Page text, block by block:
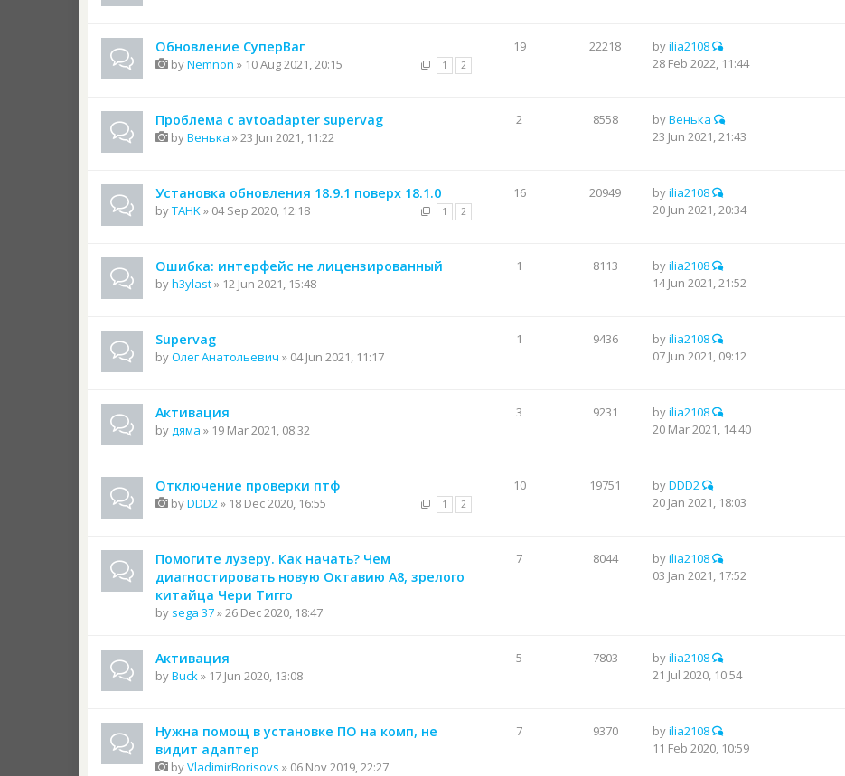
Обновление СуперВаг
1 2
byNemnon » 10 Aug 2021, 20:15
19 22218 byilia2108
28 Feb 2022, 11:44
Проблема с avtoadapter supervag
byВенька » 23 Jun 2021, 11:22
2 8558 byВенька
23 Jun 2021, 21:43
Установка обновления 18.9.1 поверх 18.1.0
1 2
byTAHK» 04 Sep 2020, 12:18
16 20949 byilia2108
20 Jun 2021, 20:34
Ошибка: интерфейс не лицензированный
byh3ylast» 12 Jun 2021, 15:48
1 8113 byilia2108
14 Jun 2021, 21:52
Supervag
byОлег Анатольевич » 04 Jun 2021, 11:17
1 9436 byilia2108
07 Jun 2021, 09:12
Активация
byдяма » 19 Mar 2021, 08:32
3 9231 byilia2108
20 Mar 2021, 14:40
Отключение проверки птф
1 2
byDDD2» 18 Dec 2020, 16:55
10 19751 byDDD2
20 Jan 2021, 18:03
Помогите лузеру. Как начать? Чем
диагностировать новую Октавию А8, зрелого
китайца Чери Тигго
by sega 37» 26 Dec 2020, 18:47
7 8044 byilia2108
03 Jan 2021, 17:52
Активация
byBuck» 17 Jun 2020, 13:08
5 7803 byilia2108
21 Jul 2020, 10:54
Нужна помощ в установке ПО на комп, не
видит адаптер
byVladimirBorisovs » 06 Nov 2019, 22:27
7 9370 byilia2108
11 Feb 2020, 10:59